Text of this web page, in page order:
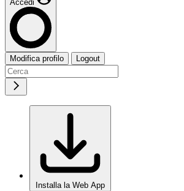
Accedi
Modifica profilo Logout
Installa la Web App